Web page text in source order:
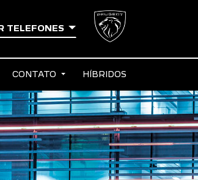
TELEFONES
CONTATO HÍBRIDOS